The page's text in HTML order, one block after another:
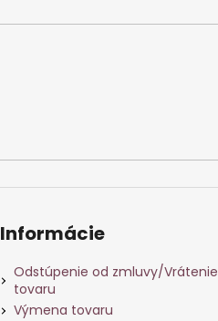
Informácie
Odstúpenie od zmluvy/Vrátenie
tovaru
Výmena tovaru